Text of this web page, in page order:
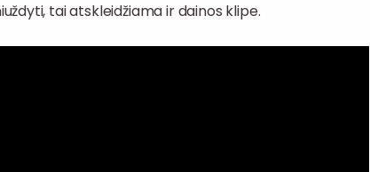
tai atskleidžiama ir dainos klipe.